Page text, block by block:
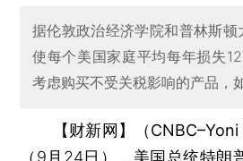
据伦敦政治经济学院和普林斯顿
使每个美国家庭平均每年损失
考虑购买不受关税影响的产品，
【财新网】（
（9月24日），美国总统特朗